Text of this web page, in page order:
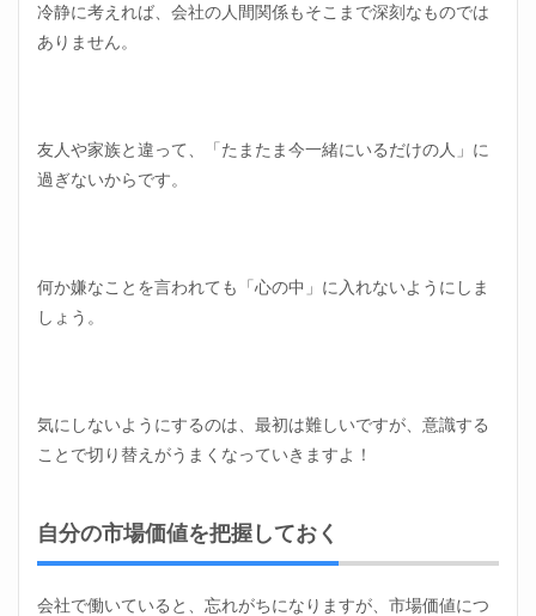
冷静に考えれば、会社の人間関係もそこまで深刻なものでは
ありません。
友人や家族と違って、「たまたま今一緒にいるだけの人」に
過ぎないからです。
何か嫌なことを言われても「心の中」に入れないようにしま
しょう。
気にしないようにするのは、最初は難しいですが、意識する
ことで切り替えがうまくなっていきますよ！
自分の市場価値を把握しておく
会社で働いていると、忘れがちになりますが、市場価値につ